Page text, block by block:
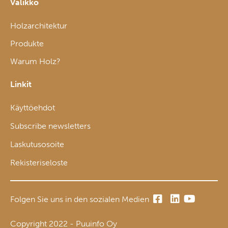
Valikko
Holzarchitektur
Produkte
Warum Holz?
Linkit
Käyttöehdot
Subscribe newsletters
Laskutusosoite
Rekisteriseloste
Folgen Sie uns in den sozialen Medien
Copyright 2022 - Puuinfo Oy